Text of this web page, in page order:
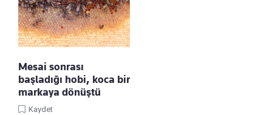
Mesai sonrası
başladığı hobi, koca bir
markaya dönüştü
Kaydet